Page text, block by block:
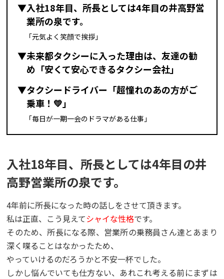
▼入社18年目、所長としては4年目の井高野営
業所の泉です。
「元気よく笑顔で挨拶」
▼未来都タクシーに入った理由は、友達の勧
め「安くて安心できるタクシー会社」
▼タクシードライバー「超憧れのあの方がご
乗車！💛」
「毎日が一期一会のドラマがある仕事」
入社18年目、所長としては4年目の井
高野営業所の泉です。
4年前に所長になった時の話しをさせて頂きます。
私は正直、こう見えてシャイな性格です。
そのため、所長になる際、営業所の乗務員さん達とあまり
深く喋ることはなかったため、
やっていけるのだろうかと不安一杯でした。
しかし悩んでいても仕方ない、あれこれ考える前にまずは